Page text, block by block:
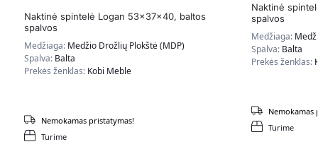
Naktinė spintelė Logan 53x37x40, baltos
spalvos
Medžiaga: Medžio Drožlių Plokštė (MDP)
Spalva: Balta
Prekės ženklas: Kobi Meble
Turime
Nemokamas pristatymas!
Naktinė
spalvos
Medžiaga:
Spalva: Balta
Prekės ženklas:
Turime
Nemokamas